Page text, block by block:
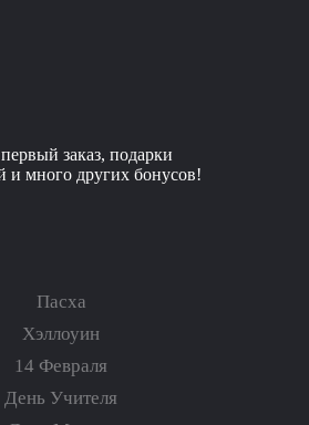
заказ, подарки
и много других бонусов!
Пасха
Хэллоуин
14 Февраля
День Учителя